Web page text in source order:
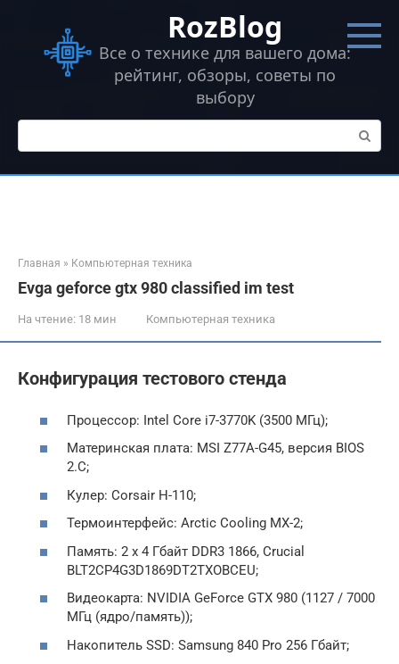
контенту
RozBlog
Все о технике для вашего дома:
рейтинг, обзоры, советы по
выбору
Поиск:
Главная » Компьютерная техника
Evga geforce gtx 980 classified im test
На чтение: 18 мин Компьютерная техника
Конфигурация тестового стенда
Процессор: Intel Core i7-3770K (3500 МГц);
Материнская плата: MSI Z77A-G45, версия BIOS
2.C;
Кулер: Corsair H-110;
Термоинтерфейс: Arctic Cooling MX-2;
Память: 2 x 4 Гбайт DDR3 1866, Crucial
BLT2CP4G3D1869DT2TXOBCEU;
Видеокарта: NVIDIA GeForce GTX 980 (1127 / 7000
МГц (ядро/память));
Накопитель SSD: Samsung 840 Pro 256 Гбайт;